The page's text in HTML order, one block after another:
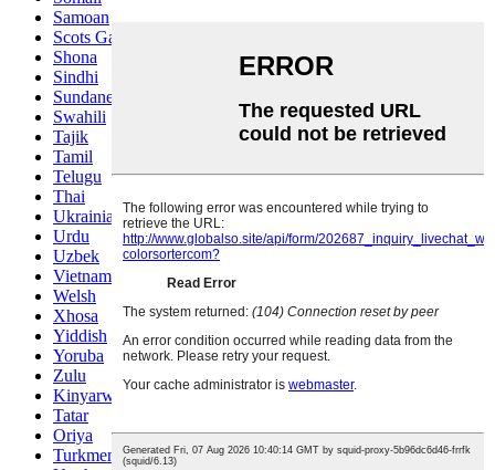
Samoan
Scots Gaelic
Shona
Sindhi
Sundanese
Swahili
Tajik
Tamil
Telugu
Thai
Ukrainian
Urdu
Uzbek
Vietnamese
Welsh
Xhosa
Yiddish
Yoruba
Zulu
Kinyarwanda
Tatar
Oriya
Turkmen